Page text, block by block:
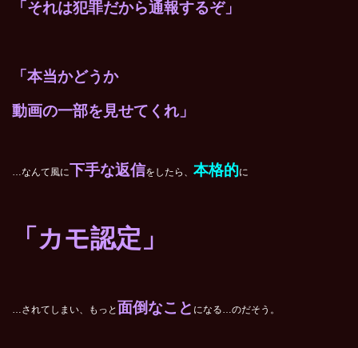
「それは犯罪だから通報するぞ」
「本当かどうか
動画の一部を見せてくれ」
…なんて風に下手な返信をしたら、 本格的に
「カモ認定」
…されてしまい、もっと面倒なこと になる…のだそう。